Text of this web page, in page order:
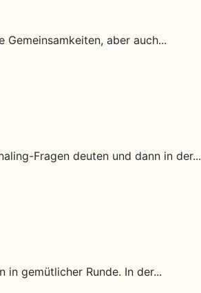
aber auch...
Fragen deuten und dann in der...
gemütlicher Runde. In der...